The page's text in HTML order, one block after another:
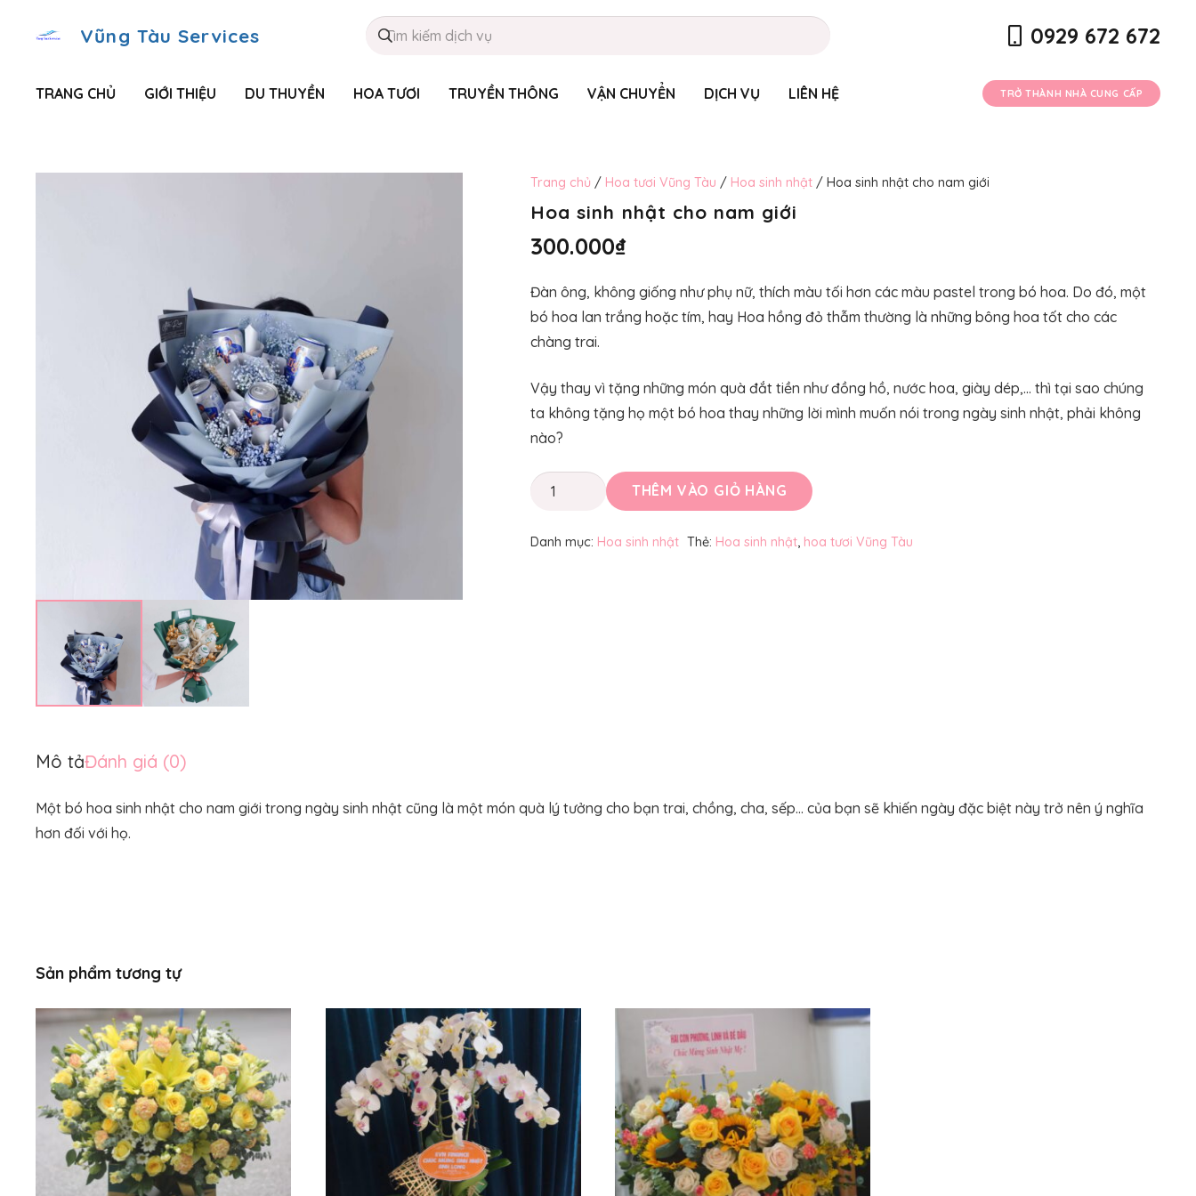
Vũng Tàu Services 0929 672 672
TRANG CHỦ GIỚI THIỆU DU THUYỀN HOA TƯƠI TRUYỀN THÔNG VẬN CHUYỂN DỊCH VỤ LIÊN HỆ TRỞ THÀNH NHÀ CUNG CẤP
Trang chủ / Hoa tươi Vũng Tàu / Hoa sinh nhật / Hoa sinh nhật cho nam giới
Hoa sinh nhật cho nam giới
300.000₫
Đàn ông, không giống như phụ nữ, thích màu tối hơn các màu pastel trong bó hoa. Do đó, một
bó hoa lan trắng hoặc tím, hay Hoa hồng đỏ thẫm thường là những bông hoa tốt cho các
chàng trai.
Vậy thay vì tặng những món quà đắt tiền như đồng hồ, nước hoa, giày dép,… thì tại sao chúng
ta không tặng họ một bó hoa thay những lời mình muốn nói trong ngày sinh nhật, phải không
nào?
Hoa
nhật
THÊM VÀO GIỎ HÀNG
Danh mục: Hoa sinh nhật Thẻ: Hoa sinh nhật, hoa tươi Vũng Tàu
Mô tảĐánh giá (0)
Một bó hoa sinh nhật cho nam giới trong ngày sinh nhật cũng là một món quà lý tưởng cho bạn trai, chồng, cha, sếp… của bạn sẽ khiến ngày đặc biệt này trở nên ý nghĩa
hơn đối với họ.
Sản phẩm tương tự